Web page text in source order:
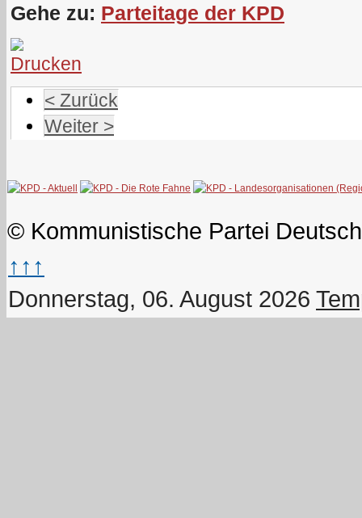
Gehe zu: Parteitage der KPD
< Zurück
Weiter >
© Kommunistische Partei
↑↑↑
Donnerstag, 06. August 2026